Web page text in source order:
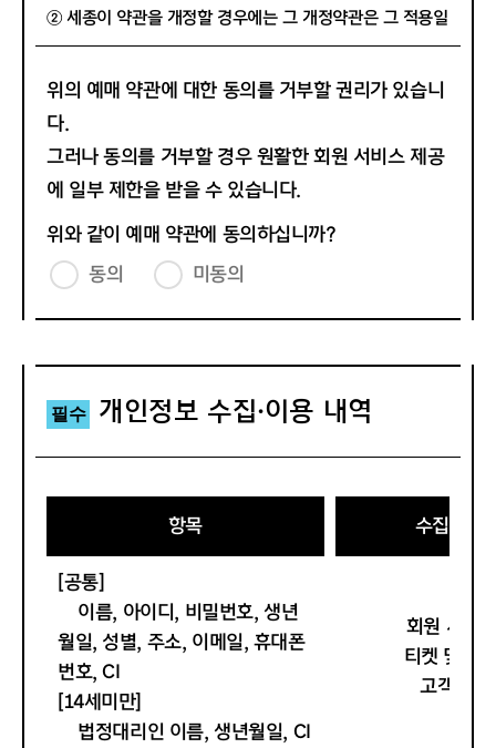
6. “공동 주최 공연”이란 회관이 기획사 또는 공연단체와 공
동 명의로 시행하는 공연을 말하며, 회관과 공동주최의 별도
연을 말합니다.(전시의 경우도 동일함)
7. “대관 공연”이란 회관은 공연 장소만 제공하고, 장소를
임대한 공연 단체나 기획사에서 공연에 따른 모든 책임과 권
8. “인터넷 ID”란 회원식별과 회원의 서비스 이용을 위하여
회원이 신청하고 회관이 승인하는 문자 및 숫자의 조합을 말
9. “비밀번호”란 이용자와 인터넷 ID가 일치하는지를 확인
10. “탈퇴” 란 회원이 이용계약을 종료시키는 행위를 말합
11. 본 약관에서 정의하지 않은 용어는 개별서비스에 대한
제2장 서비스의 이용계약, 회원 혜택 및 이용
1. 이용계약은 신청자가 온라인 또는 오프라인으로 회관 소
정의 가입신청 양식에서 요구하는 사항을 기록하여 가입을
완료 하는 것으로 성립됩니다.
2. 회관은 다음 각 호에 해당하는 이용계약에 대하여는 가입
을 취소할 수 있습니다.
가. 다른 사람의 명의를 사용하여 신청하였을 때
나. 이용계약 신청서의 내용을 허위로 기재하였을 때
② 세종이 약관을 개정할 경우에는 그 개정약관은 그 적용일
자 이후(적용일 포함)에 체결되는 계약에만 적용되고 그 이
됩니다. 다만, 이미 계약을 체결한 고객이 개정약관 조항의
적용을 받기를 원하는 뜻을 제1항의 개정약관 공지기간 내
에 세종에 발송하여 세종의 동의를 받는 경우에는 개정약관
조항이 적용됩니다.
③ 회원은 변경된 약관에 동의하지 않을 경우 회원탈퇴를 요
청할 수 있으며, 변경된 약관의 효력 발생일 이후 해지 요청
을 하지 않을 경우 약관의 변경사항에 동의한 것으로 간주됩
니다.
본 약관에서 사용하는 용어는 다음과 같습니다.
해당하는 결제수단으로 티켓 금액이 지불 완료된 상태를 의
한이 기재된 문서 또는 웹서비스를 의미하며, 티켓에 명시된
공연명이나 전시명, 일시, 장소, 지정된 좌석에 한하여 그 효
3. "고객"이란 세종이 운영하는 세종문화티켓에 접속하여
이 약관에 의해 서비스를 제공받는 온라인회원, 비회원 등
세종문화티켓의 이용고객을 의미합니다.
4. "온라인회원"이란 세종 홈페이지에 가입하여 서비스를
제공받는 회원을 의미합니다.
5. "비회원"이란 회원으로 가입하지 않고 세종문화티켓을
통해 티켓을 구매한 고객을 의미합니다.
위의 예매 약관에 대한 동의를 거부할 권리가 있습니
다.
그러나 동의를 거부할 경우 원활한 회원 서비스 제공
에 일부 제한을 받을 수 있습니다.
위와 같이 예매 약관에 동의하십니까?
동의
미동의
필수 개인정보 수집·이용 내역
항목 수집·이용
[공통]
이름, 아이디, 비밀번호, 생년
월일, 성별, 주소, 이메일, 휴대폰
번호, CI
[14세미만]
법정대리인 이름, 생년월일, CI
회원 서비
티켓 및 강
고객민원